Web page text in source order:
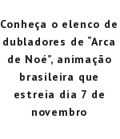
Conheça o elenco de
dubladores de “Arca
de Noé”, animação
brasileira que
estreia dia 7 de
novembro